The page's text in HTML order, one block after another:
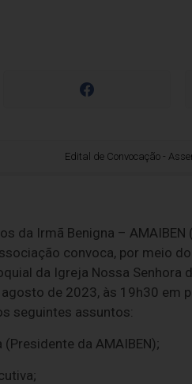
Edital de Convocação -
da Irmã Benigna – AMAIBEN
convoca, por meio do
da Igreja Nossa Senhora
de 2023, às 19h30 em
seguintes assuntos:
da AMAIBEN);